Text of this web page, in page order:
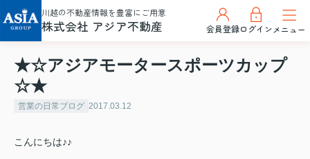
川越の不動産情報を豊富にご用意
株式会社 アジア不動産 会員登録ログインメニュー
★☆アジアモータースポーツカップ
☆★
営業の日常ブログ 2017.03.12
こんにちは♪♪